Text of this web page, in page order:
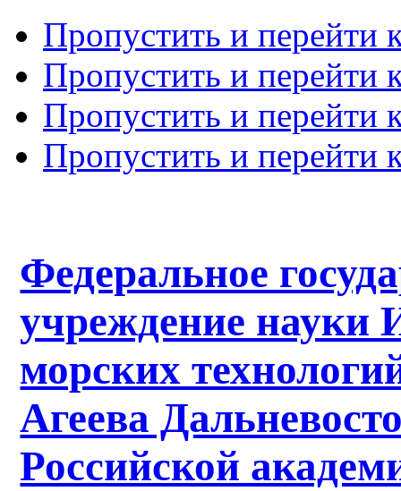
Пропустить и перейти
Пропустить и перейти
Пропустить и перейти
Пропустить и перейти
Федеральное
учреждение науки
морских
Агеева
Российской